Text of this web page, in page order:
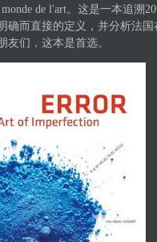
monde de l'art。这是一本追溯
确而直接的定义，并分析法
们，这本是首选。